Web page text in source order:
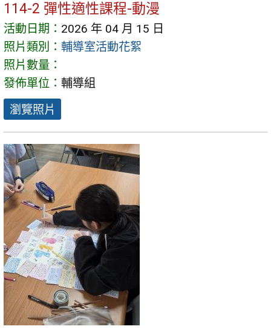
114-2 彈性適性課程-動漫
活動日期： 2026 年 04 月 15 日
照片類別： 輔導室活動花絮
照片數量：
發佈單位： 輔導組
瀏覽照片